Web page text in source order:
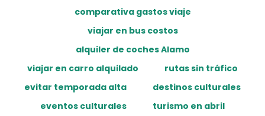
comparativa gastos viaje
viajar en bus costos
alquiler de coches Alamo
viajar en carro alquilado
rutas sin tráfico
evitar temporada alta
destinos culturales
eventos culturales
turismo en abril